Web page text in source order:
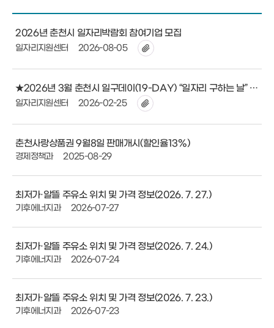
2026년 춘천시 일자리박람회 참여기업 모집
일자리지원센터 2026-08-05
★2026년 3월 춘천시 일구데이(19-DAY) “일자리 구하는 날” 참여업체 모집
일자리지원센터 2026-02-25
춘천사랑상품권 9월8일 판매개시(할인율13%)
경제정책과 2025-08-29
최저가·알뜰 주유소 위치 및 가격 정보(2026. 7. 27.)
기후에너지과 2026-07-27
최저가·알뜰 주유소 위치 및 가격 정보(2026. 7. 24.)
기후에너지과 2026-07-24
최저가·알뜰 주유소 위치 및 가격 정보(2026. 7. 23.)
기후에너지과 2026-07-23